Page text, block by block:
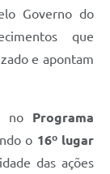
Governo do
que
e apontam
no Programa
o 16º lugar
das ações